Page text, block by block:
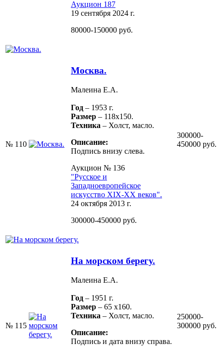
Аукцион 187
19 сентября 2024 г.
80000-150000 руб.
№ 110
Москва.
Малеина Е.А.
Год – 1953 г.
Размер – 118х150.
Техника – Холст, масло.
Описание:
Подпись внизу слева.
Аукцион № 136
"Русское и
Западноевропейское
искусство XIX-ХХ веков".
24 октября 2013 г.
300000-450000 руб.
300000-
450000 руб.
№ 115
На морском берегу.
Малеина Е.А.
Год – 1951 г.
Размер – 65 х160.
Техника – Холст, масло.
Описание:
Подпись и дата внизу справа.
250000-
300000 руб.